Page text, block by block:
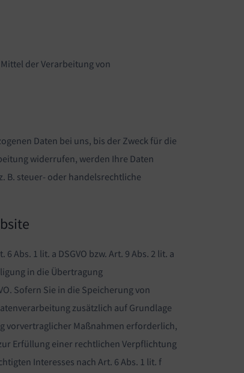
der Verarbeitung von
Daten bei uns, bis der Zweck für die
widerrufen, werden Ihre Daten
B. steuer- oder handelsrechtliche
1 lit. a DSGVO bzw. Art. 9 Abs. 2 lit. a
in die Übertragung
Sofern Sie in die Speicherung von
zusätzlich auf Grundlage
vorvertraglicher Maßnahmen erforderlich,
Erfüllung einer rechtlichen Verpflichtung
Interesses nach Art. 6 Abs. 1 lit. f